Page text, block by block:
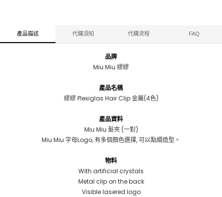
產品描述 代購須知 代購流程 FAQ
品牌
Miu Miu 繆繆
產品名稱
繆繆 Plexiglas Hair Clip 金屬(4色)
產品資料
Miu Miu 髮夾 (一對)
Miu Miu 字母Logo, 有多個顏色選擇, 可以點綴造型。
物料
With artificial crystals
Metal clip on the back
Visible lasered logo